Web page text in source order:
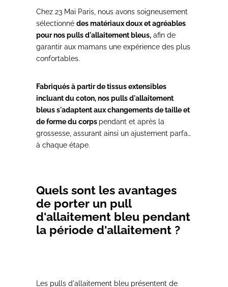
Chez 23 Mai Paris, nous avons soigneusement
sélectionné des matériaux doux et agréables
pour nos pulls d'allaitement bleus, afin de
garantir aux mamans une expérience des plus
confortables.
Fabriqués à partir de tissus extensibles
incluant du coton, nos pulls d'allaitement
bleus s'adaptent aux changements de taille et
de forme du corps pendant et après la
grossesse, assurant ainsi un ajustement parfait
à chaque étape.
Quels sont les avantages
de porter un pull
d'allaitement bleu pendant
la période d'allaitement ?
Les pulls d'allaitement bleu présentent de